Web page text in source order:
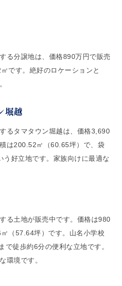
る分譲地は、価格890万円で販売
です。絶好のロケーションと
堀越
るタマタウン堀越は、価格3,690
は200.52㎡（60.65坪）で、袋
好立地です。家族向けに最適な
る土地が販売中です。価格は980
（57.64坪）です。山名小学校
で徒歩約6分の便利な立地です。
環境です。